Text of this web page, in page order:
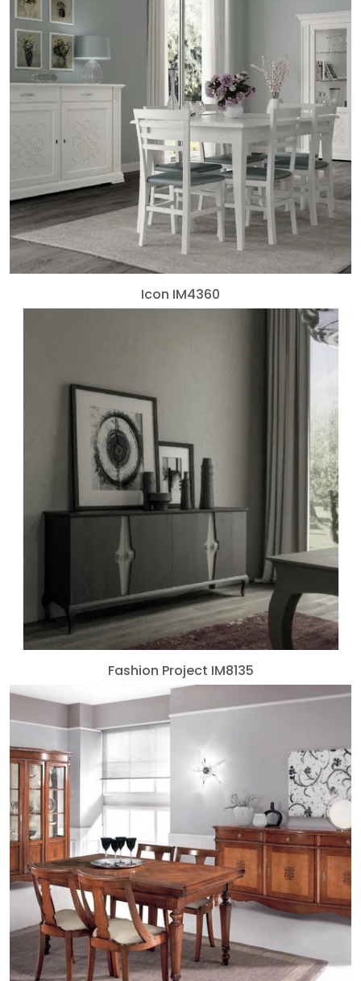
Icon IM4360
Fashion Project IM8135